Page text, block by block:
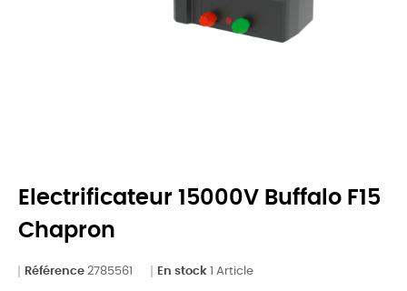
Electrificateur 15000V Buffalo F15
Chapron
Référence 2785561 En stock 1 Article